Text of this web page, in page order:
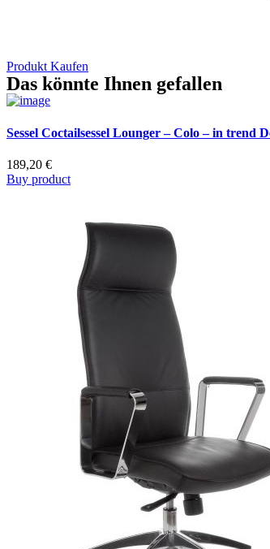
Produkt Kaufen
Das könnte Ihnen gefallen
Sessel Coctailsessel Lounger – Colo – in trend
189,20 €
Buy product